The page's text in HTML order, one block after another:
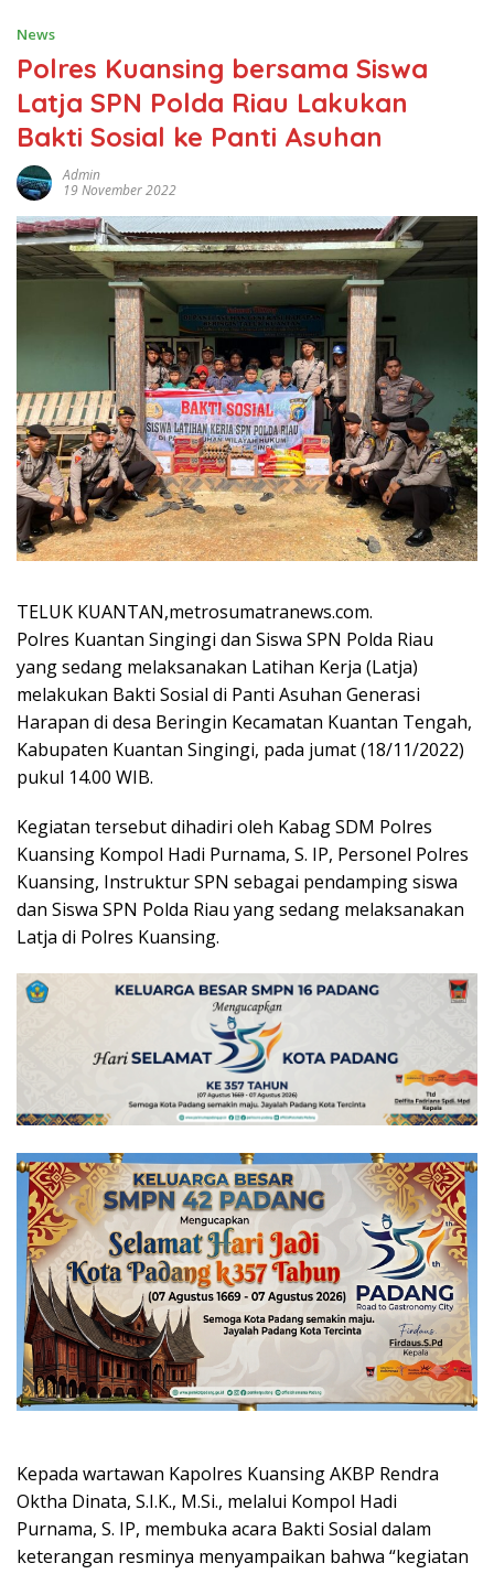
News
Polres Kuansing bersama Siswa
Latja SPN Polda Riau Lakukan
Bakti Sosial ke Panti Asuhan
Admin
19 November 2022
TELUK KUANTAN,metrosumatranews.com.
Polres Kuantan Singingi dan Siswa SPN Polda Riau
yang sedang melaksanakan Latihan Kerja (Latja)
melakukan Bakti Sosial di Panti Asuhan Generasi
Harapan di desa Beringin Kecamatan Kuantan Tengah,
Kabupaten Kuantan Singingi, pada jumat (18/11/2022)
pukul 14.00 WIB.
Kegiatan tersebut dihadiri oleh Kabag SDM Polres
Kuansing Kompol Hadi Purnama, S. IP, Personel Polres
Kuansing, Instruktur SPN sebagai pendamping siswa
dan Siswa SPN Polda Riau yang sedang melaksanakan
Latja di Polres Kuansing.
Kepada wartawan Kapolres Kuansing AKBP Rendra
Oktha Dinata, S.I.K., M.Si., melalui Kompol Hadi
Purnama, S. IP, membuka acara Bakti Sosial dalam
keterangan resminya menyampaikan bahwa “kegiatan